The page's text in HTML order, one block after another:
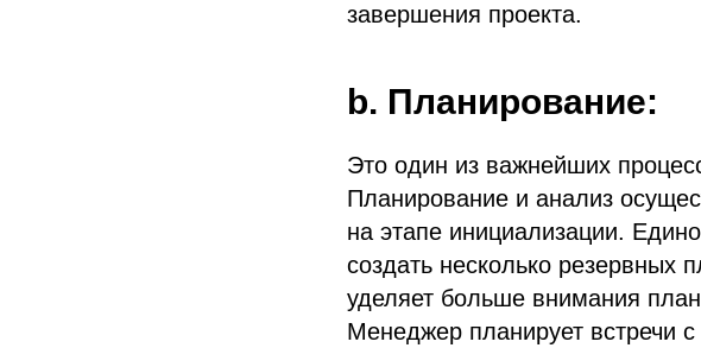
завершения проекта.
b. Планирование:
Это один из важнейших
Планирование и анализ
на этапе инициализации.
создать несколько резервных
уделяет больше внимания
Менеджер планирует встречи